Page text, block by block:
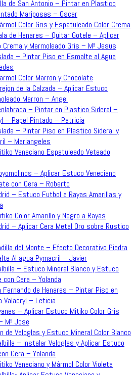
de San Antonio – Pintar en Plastico
Mariposas – Oscar
Color Gris y Espatuleado Color Crema
de Henares – Quitar Gotele – Aplicar
y Marmoleado Gris – Mª Jesus
– Pintar Piso en Esmalte al Agua
Color Marron y Chocolate
de la Calzada – Aplicar Estuco
Marron – Angel
– Pintar en Plastico Sideral –
– Papel Pintado – Patricia
– Pintar Piso en Plastico Sideral y
– Mariangeles
Veneciano Espatuleado Veteado
– Aplicar Estuco Veneciano
con Cera – Roberto
– Estuco Futbol a Rayas Amarillas y
Color Amarillo y Negro a Rayas
– Aplicar Cera Metal Oro sobre Rustico
del Monte – Efecto Decorativo Piedra
Al agua Pymacril – Javier
– Estuco Mineral Blanco y Estuco
con Cera – Yolanda
Fernando de Henares – Pintar Piso en
Valacryl – Leticia
– Aplicar Estuco Mitiko Color Gris
Mª Jose
de Veloglas y Estuco Mineral Color Blanco
– Instalar Veloglas y Aplicar Estuco
Cera – Yolanda
Veneciano y Mármol Color Violeta